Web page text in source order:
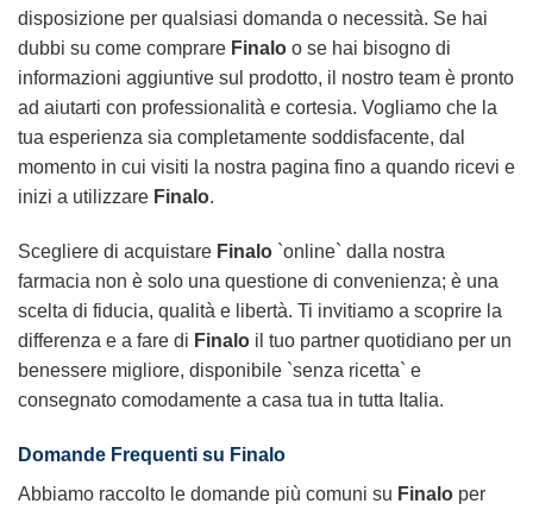
disposizione per qualsiasi domanda o necessità. Se hai
dubbi su come comprare Finalo o se hai bisogno di
informazioni aggiuntive sul prodotto, il nostro team è pronto
ad aiutarti con professionalità e cortesia. Vogliamo che la
tua esperienza sia completamente soddisfacente, dal
momento in cui visiti la nostra pagina fino a quando ricevi e
inizi a utilizzare Finalo.
Scegliere di acquistare Finalo `online` dalla nostra
farmacia non è solo una questione di convenienza; è una
scelta di fiducia, qualità e libertà. Ti invitiamo a scoprire la
differenza e a fare di Finalo il tuo partner quotidiano per un
benessere migliore, disponibile `senza ricetta` e
consegnato comodamente a casa tua in tutta Italia.
Domande Frequenti su Finalo
Abbiamo raccolto le domande più comuni su Finalo per